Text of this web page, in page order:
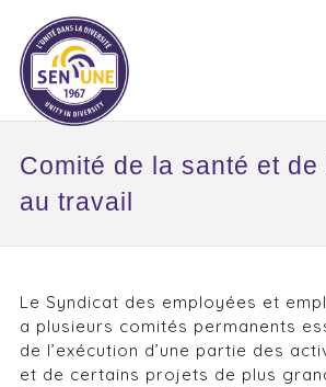
Comité de la santé et
au travail
Le Syndicat des employées et
a plusieurs comités permanents
de l’exécution d’une partie des
et de certains projets de plus